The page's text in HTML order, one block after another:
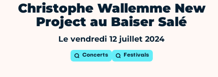
Christophe Wallemme New
Project au Baiser Salé
Le vendredi 12 juillet 2024
Concerts Festivals